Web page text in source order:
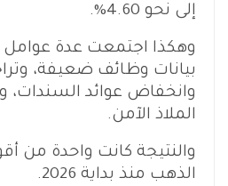
إلى نحو 4.60%.
وهكذا اجتمعت عدة
بيانات وظائف ضعيفة،
وانخفاض عوائد السندات،
الملاذ الآمن.
والنتيجة كانت واحدة من
الذهب منذ بداية 2026.